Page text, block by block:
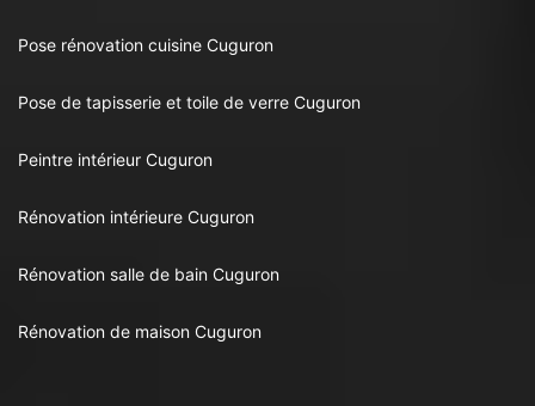
Pose rénovation cuisine Cuguron
Pose de tapisserie et toile de verre Cuguron
Peintre intérieur Cuguron
Rénovation intérieure Cuguron
Rénovation salle de bain Cuguron
Rénovation de maison Cuguron